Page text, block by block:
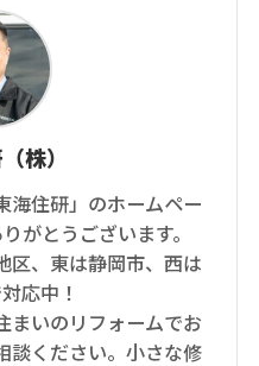
株）
海住研」のホームペー
がとうございます。
区、東は静岡市、西は
応中！
まいのリフォームでお
談ください。小さな修